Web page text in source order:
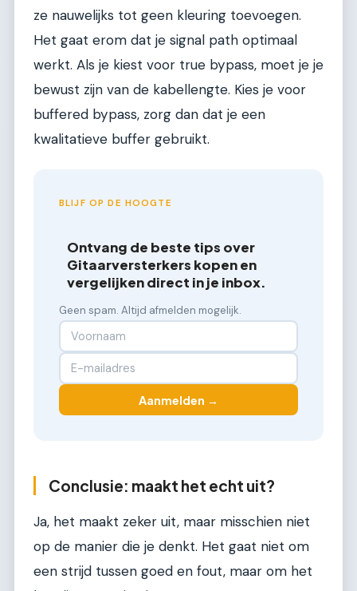
ze nauwelijks tot geen kleuring toevoegen.
Het gaat erom dat je signal path optimaal
werkt. Als je kiest voor true bypass, moet je je
bewust zijn van de kabellengte. Kies je voor
buffered bypass, zorg dan dat je een
kwalitatieve buffer gebruikt.
BLIJF OP DE HOOGTE
Ontvang de beste tips over
Gitaarversterkers kopen en
vergelijken direct in je inbox.
Geen spam. Altijd afmelden mogelijk.
Aanmelden →
Conclusie: maakt het echt uit?
Ja, het maakt zeker uit, maar misschien niet
op de manier die je denkt. Het gaat niet om
een strijd tussen goed en fout, maar om het